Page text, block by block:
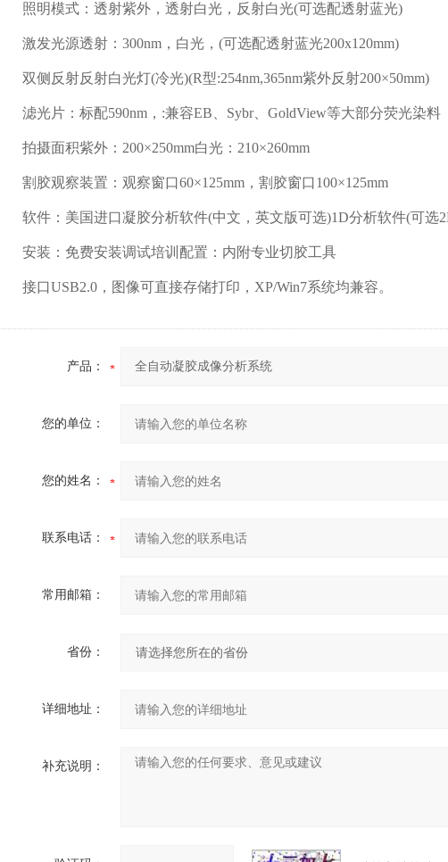
照明模式：透射紫外，透射白光，反射白光(可选配透射蓝光)
激发光源透射：300nm，白光，(可选配透射蓝光200x120mm)
双侧反射反射白光灯(冷光)(R型:254nm,365nm紫外反射200×50mm)
滤光片：标配590nm，:兼容EB、Sybr、GoldView等大部分荧光染料
拍摄面积紫外：200×250mm白光：210×260mm
割胶观察装置：观察窗口60×125mm，割胶窗口100×125mm
软件：美国进口凝胶分析软件(中文，英文版可选)1D分析软件(可选
安装：免费安装调试培训配置：内附专业切胶工具
接口USB2.0，图像可直接存储打印，XP/Win7系统均兼容。
产品：
您的单位：
您的姓名：
联系电话：
常用邮箱：
省份：
详细地址：
补充说明：